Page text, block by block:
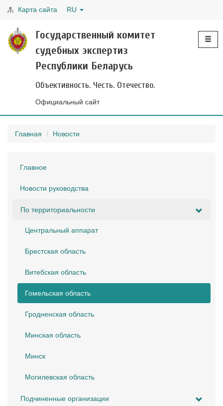
Карта сайта RU
Государственный комитет
судебных экспертиз
Республики Беларусь
Объективность. Честь. Отечество.
Официальный сайт
Главная Новости
Главное
Новости руководства
По территориальности
Центральный аппарат
Брестская область
Витебская область
Гомельская область
Гродненская область
Минская область
Минск
Могилевская область
Подчиненные организации